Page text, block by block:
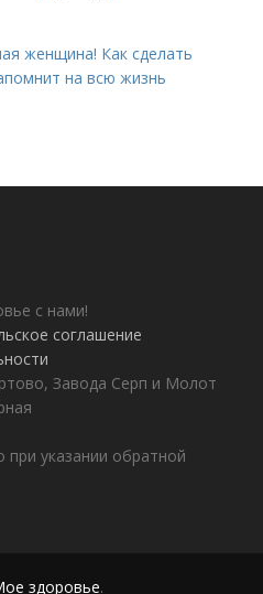
женщина! Как сделать
на всю жизнь
с нами!
соглашение
Завода Серп и Молот
указании обратной
здоровье.